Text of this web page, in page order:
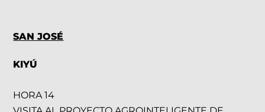
SAN JOSÉ
KIYÚ
HORA 14